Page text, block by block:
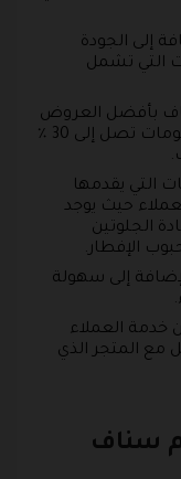
إلى الجودة
التي تشمل
بأفضل العروض
الحصرية على الإطلاق حيث يوجد خصومات تصل إلى 30 ٪
التي يقدمها
حيث يوجد
الجلوتين
الإفطار.
إلى سهولة
خدمة العملاء
مع المتجر الذي
سناف